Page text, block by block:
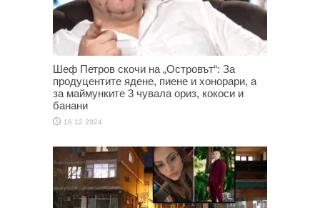
Шеф Петров скочи на „Островът“: За
продуцентите ядене, пиене и хонорари, а
за маймунките 3 чувала ориз, кокоси и
банани
16.12.2024